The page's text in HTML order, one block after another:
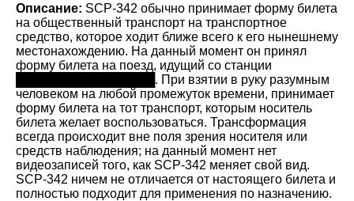
Описание: SCP-342 обычно принимает форму билета
на общественный транспорт на транспортное
средство, которое ходит ближе всего к его нынешнему
местонахождению. На данный момент он принял
форму билета на поезд, идущий со станции
████████████████. При взятии в руку разумным
человеком на любой промежуток времени, принимает
форму билета на тот транспорт, которым носитель
билета желает воспользоваться. Трансформация
всегда происходит вне поля зрения носителя или
средств наблюдения; на данный момент нет
видеозаписей того, как SCP-342 меняет свой вид.
SCP-342 ничем не отличается от настоящего билета и
полностью подходит для применения по назначению.